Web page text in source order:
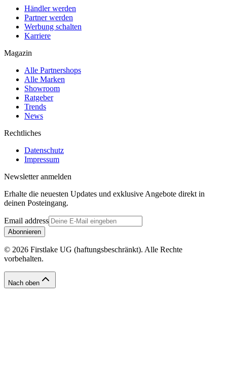
Händler werden
Partner werden
Werbung schalten
Karriere
Magazin
Alle Partnershops
Alle Marken
Showroom
Ratgeber
Trends
News
Rechtliches
Datenschutz
Impressum
Newsletter anmelden
Erhalte die neuesten Updates und exklusive Angebote direkt in
deinen Posteingang.
Email address
Abonnieren
© 2026 Firstlake UG (haftungsbeschränkt). Alle Rechte
vorbehalten.
Nach oben